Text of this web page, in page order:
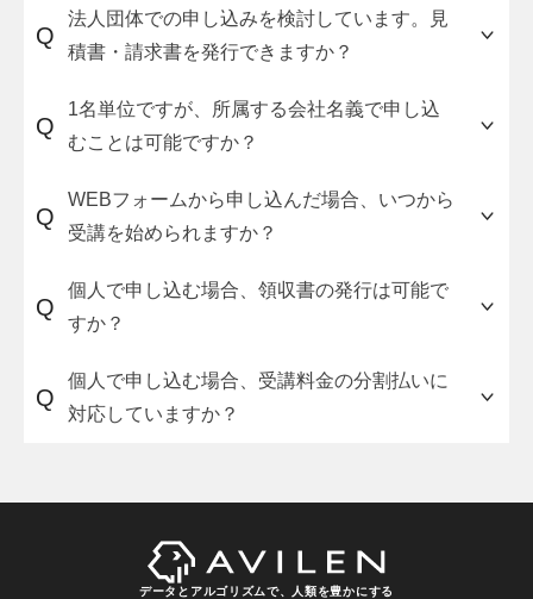
自分のPCにPython実行環境を構築してコーディン
グ試験に取り組む場合、最低でも以下のスペック
が必要です。
OSは、WindowsとMacOSで動作検証を実施して
ブラウザは、Google ChromeまたはMicrosoft
Edgeをご利用ください。
Q
法人団体での申し込みを検討しています。見
積書・請求書を発行できますか？
可能です。受講人数や受講したいプラン、受講開
始希望日等を お問い合わせフォームからご連絡く
ださい。
ンや割引の対象外となりますのでご注意くださ
い。
Q
1名単位ですが、所属する会社名義で申し込
むことは可能ですか？
「法人でのお申込み」を選択すると、申込み完了
後、所属企業宛ての請求書を作成します。
宛名・金額など請求書の内容をご確認いただき、
内容確定後、受講開始という流れになります。
末支払いです。
Q
WEBフォームから申し込んだ場合、いつから
受講を始められますか？
受講料金の入金が確認でき次第、受講に関するご
案内メールを送信します。
G検定合格者割引や学割の場合、入金完了に加
ます。
Q
個人で申し込む場合、領収書の発行は可能で
すか？
お申し込みフォーム
にて、『領収書の
発行を希望する』にチェックを入れてください。
Q
個人で申し込む場合、受講料金の分割払いに
対応していますか？
す。分割できる回数や手数料については、ご利用
のカード会社にお問い合わせください。
30秒で完了
無料トライアル・資料ダウンロード
データとアルゴリズムで、人類を豊かにする